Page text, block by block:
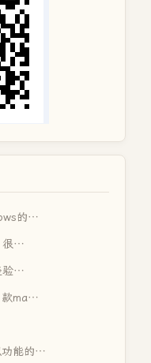
的…
很…
验…
款ma…
功能的…